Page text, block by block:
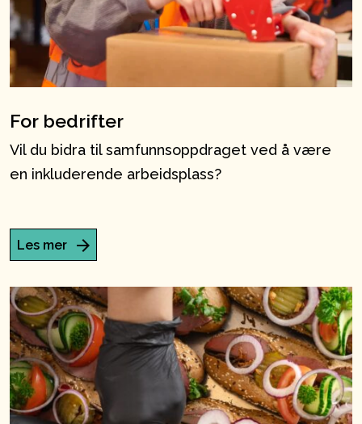
For bedrifter
Vil du bidra til samfunnsoppdraget ved å være
en inkluderende arbeidsplass?
Les mer